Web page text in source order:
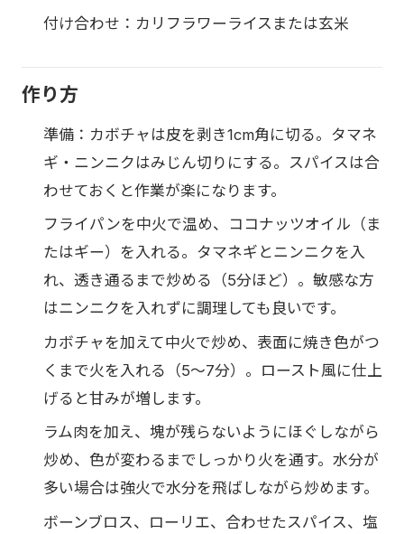
付け合わせ：カリフラワーライスまたは玄米
作り方
準備：カボチャは皮を剥き1cm角に切る。タマネ
ギ・ニンニクはみじん切りにする。スパイスは合
わせておくと作業が楽になります。
フライパンを中火で温め、ココナッツオイル（ま
たはギー）を入れる。タマネギとニンニクを入
れ、透き通るまで炒める（5分ほど）。敏感な方
はニンニクを入れずに調理しても良いです。
カボチャを加えて中火で炒め、表面に焼き色がつ
くまで火を入れる（5〜7分）。ロースト風に仕上
げると甘みが増します。
ラム肉を加え、塊が残らないようにほぐしながら
炒め、色が変わるまでしっかり火を通す。水分が
多い場合は強火で水分を飛ばしながら炒めます。
ボーンブロス、ローリエ、合わせたスパイス、塩